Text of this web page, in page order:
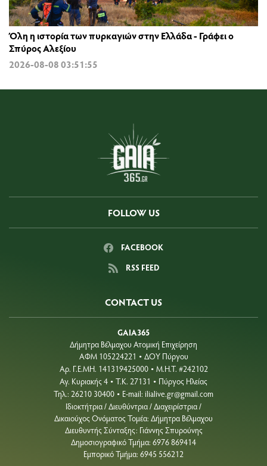
Όλη η ιστορία των πυρκαγιών στην Ελλάδα - Γράφει ο
Σπύρος Αλεξίου
2026-08-08 03:51:55
FOLLOW US
FACEBOOK
RSS FEED
CONTACT US
GAIA365
Δήμητρα Βέλμαχου Ατομική Επιχείρηση
ΑΦΜ 105224221 • ΔΟΥ Πύργου
Aρ. Γ.Ε.ΜΗ. 141319425000 • Μ.Η.Τ. #242102
Αγ. Κυριακής 4 • Τ.Κ. 27131 • Πύργος Ηλείας
Τηλ.: 26210 30400 • E-mail: ilialive.gr@gmail.com
Ιδιοκτήτρια / Διευθύντρια / Διαχειρίστρια /
Δικαιούχος Ονόματος Τομέα: Δήμητρα Βέλμαχου
Διευθυντής Σύνταξης: Γιάννης Σπυρούνης
Δημοσιογραφικό Τμήμα: 6976 869414
Εμπορικό Τμήμα: 6945 556212